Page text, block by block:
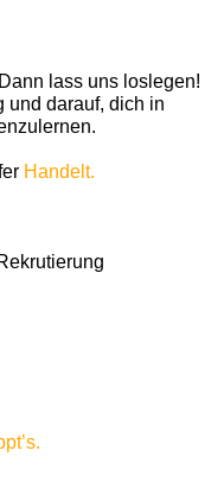
lass uns loslegen!
und darauf, dich in
Handelt.